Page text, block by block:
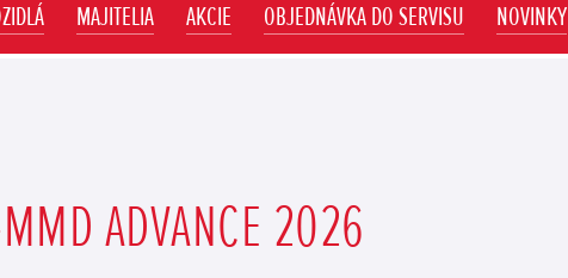
MAJITELIA AKCIE OBJEDNÁVKA DO SERVISU NOVINKY
ADVANCE 2026